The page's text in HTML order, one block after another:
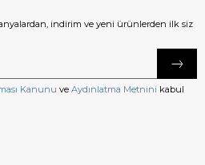
indirim ve yeni ürünlerden ilk siz
Kanunu ve Aydınlatma Metnini kabul